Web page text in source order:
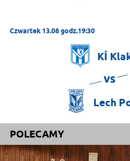
Czwartek 13.08 godz.19:30
KÍ
vs
Lech
POLECAMY